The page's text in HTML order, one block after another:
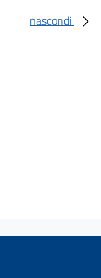
nascondi